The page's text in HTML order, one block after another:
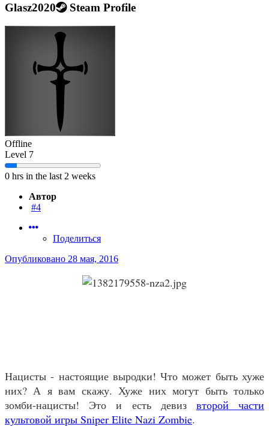
Glasz2020 Steam Profile
Offline
Level 7
0 hrs in the last 2 weeks
Автор
#4
Поделиться
Опубликовано 28 мая, 2016
Нацисты - настоящие выродки! Что может быть хуже
них? А я вам скажу. Хуже них могут быть только
зомби-нацисты! Это и есть девиз второй части
культовой игры Sniper Elite Nazi Zombie.